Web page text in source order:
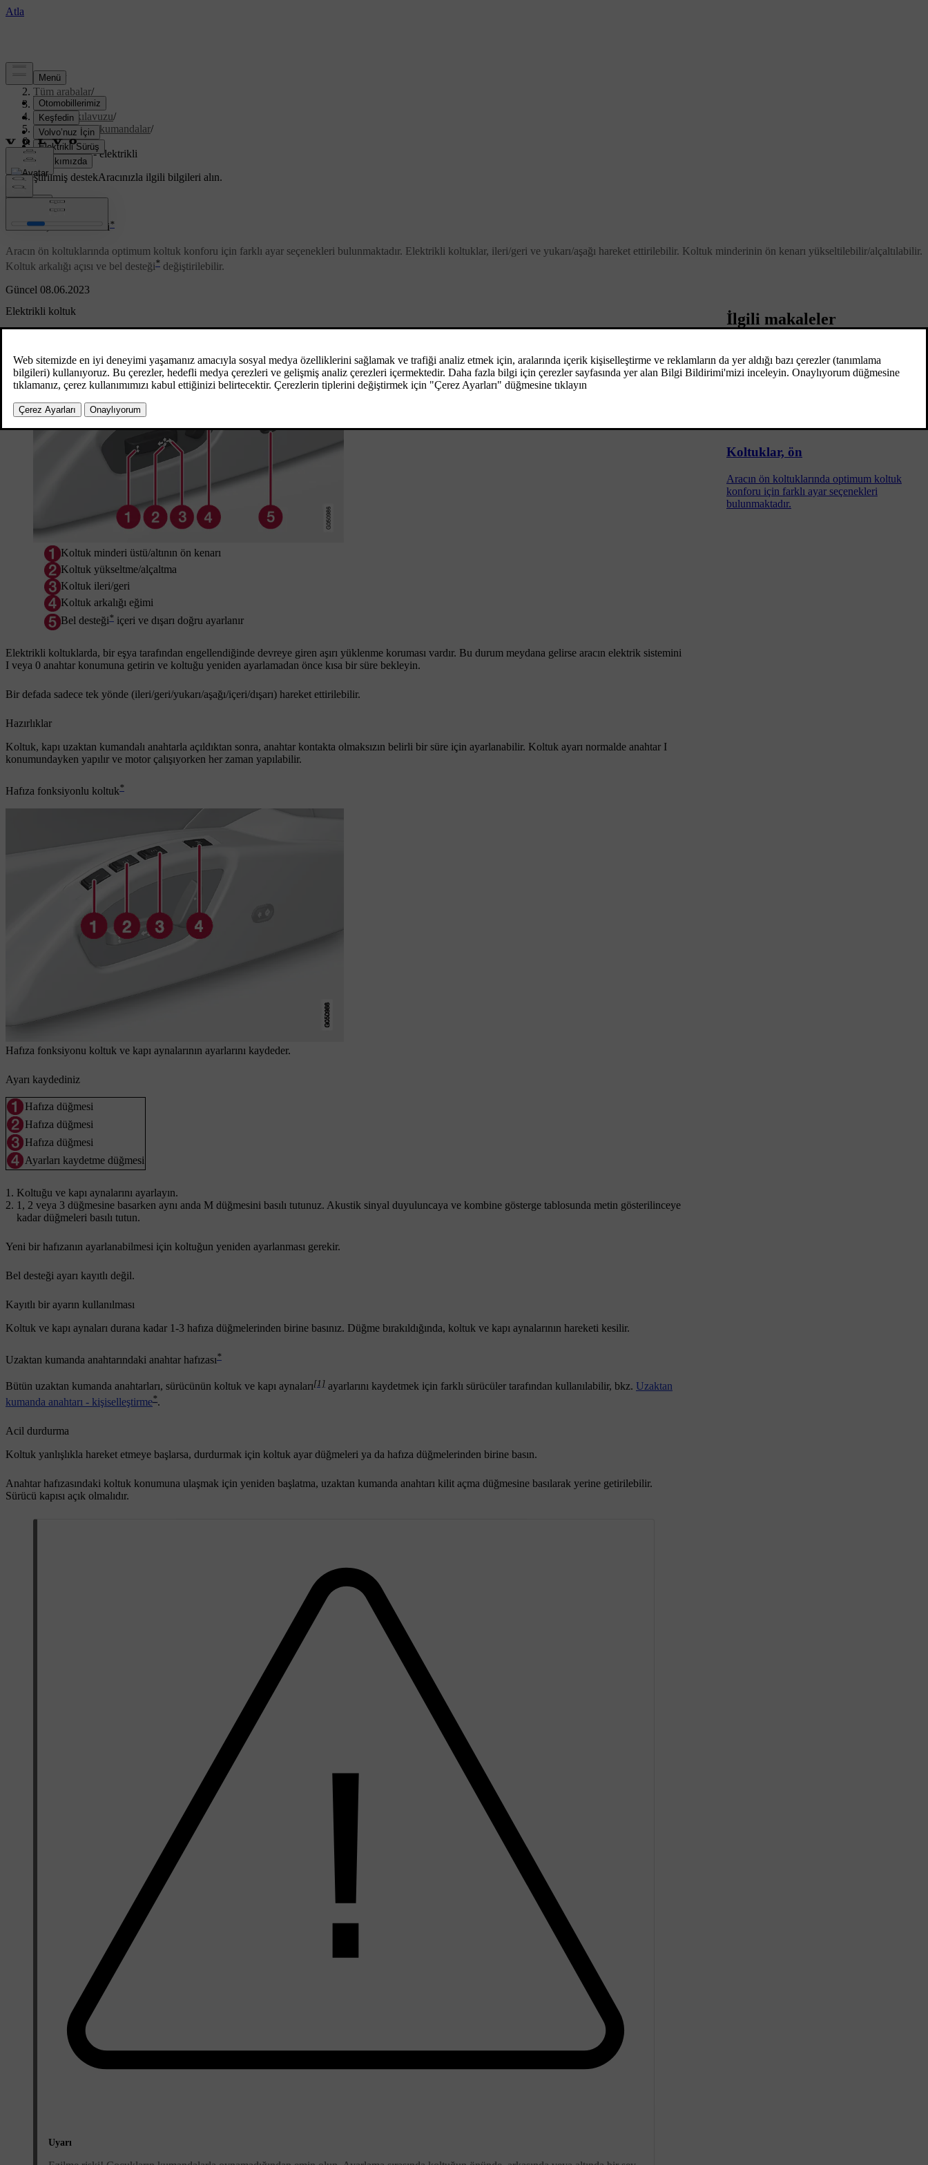
Destek
Tüm arabalar/
XC70 2016/
Kullanıcı kılavuzu/
Göstergeler ve kumandalar/
Koltuklar/
Koltuklar, ön - elektrikli
Özelleştirilmiş destekAracınızla ilgili bilgileri alın.
Güncel 08.06.2023
Koltuklar, ön - elektrikli*
Aracın ön koltuklarında optimum koltuk konforu için farklı ayar seçenekleri bulunmaktadır. Elektrikli koltuklar, ileri/geri ve yukarı/aşağı hareket ettirilebilir. Koltuk minderinin ön kenarı yükseltilebilir/alçaltılabilir.
Koltuk arkalığı açısı ve bel desteği* değiştirilebilir.
Elektrikli koltuk
Koltuk minderi üstü/altının ön kenarı
Koltuk yükseltme/alçaltma
Koltuk ileri/geri
Koltuk arkalığı eğimi
Bel desteği* içeri ve dışarı doğru ayarlanır
Elektrikli koltuklarda, bir eşya tarafından engellendiğinde devreye giren aşırı yüklenme koruması vardır. Bu durum meydana gelirse aracın elektrik sistemini
I veya 0 anahtar konumuna getirin ve koltuğu yeniden ayarlamadan önce kısa bir süre bekleyin.
Bir defada sadece tek yönde (ileri/geri/yukarı/aşağı/içeri/dışarı) hareket ettirilebilir.
Hazırlıklar
Koltuk, kapı uzaktan kumandalı anahtarla açıldıktan sonra, anahtar kontakta olmaksızın belirli bir süre için ayarlanabilir. Koltuk ayarı normalde anahtar I
konumundayken yapılır ve motor çalışıyorken her zaman yapılabilir.
Hafıza fonksiyonlu koltuk*
Hafıza fonksiyonu koltuk ve kapı aynalarının ayarlarını kaydeder.
Ayarı kaydediniz
Hafıza düğmesi
Hafıza düğmesi
Hafıza düğmesi
Ayarları kaydetme düğmesi
Koltuğu ve kapı aynalarını ayarlayın.
1 , 2 veya 3 düğmesine basarken aynı anda M düğmesini basılı tutunuz. Akustik sinyal duyuluncaya ve kombine gösterge tablosunda metin gösterilinceye
kadar düğmeleri basılı tutun.
Yeni bir hafızanın ayarlanabilmesi için koltuğun yeniden ayarlanması gerekir.
Bel desteği ayarı kayıtlı değil.
Kayıtlı bir ayarın kullanılması
Koltuk ve kapı aynaları durana kadar 1-3 hafıza düğmelerinden birine basınız. Düğme bırakıldığında, koltuk ve kapı aynalarının hareketi kesilir.
Uzaktan kumanda anahtarındaki anahtar hafızası*
Bütün uzaktan kumanda anahtarları, sürücünün koltuk ve kapı aynaları[1] ayarlarını kaydetmek için farklı sürücüler tarafından kullanılabilir, bkz. Uzaktan
kumanda anahtarı - kişiselleştirme*.
Acil durdurma
Koltuk yanlışlıkla hareket etmeye başlarsa, durdurmak için koltuk ayar düğmeleri ya da hafıza düğmelerinden birine basın.
Anahtar hafızasındaki koltuk konumuna ulaşmak için yeniden başlatma, uzaktan kumanda anahtarı kilit açma düğmesine basılarak yerine getirilebilir.
Sürücü kapısı açık olmalıdır.
Uyarı
İlgili makaleler
Koltuklar, arka
Koltuklar, ön
Aracın ön koltuklarında optimum koltuk
konforu için farklı ayar seçenekleri
bulunmaktadır.